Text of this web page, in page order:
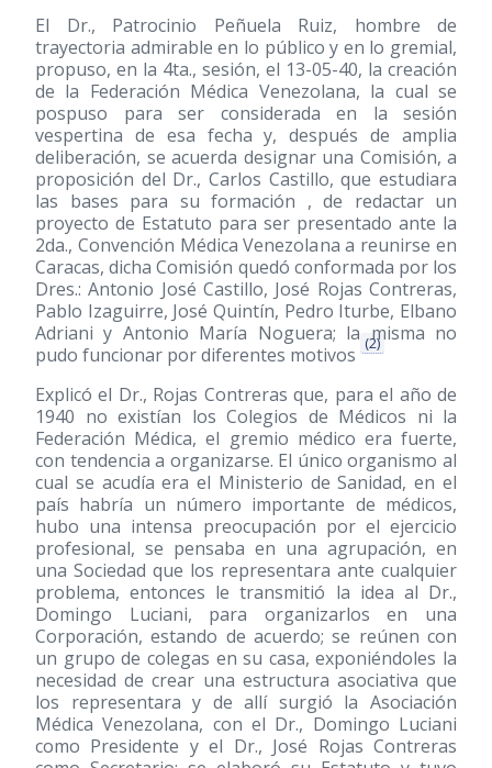
El Dr., Patrocinio Peñuela Ruiz, hombre de
trayectoria admirable en lo público y en lo gremial,
propuso, en la 4ta., sesión, el 13-05-40, la creación
de la Federación Médica Venezolana, la cual se
pospuso para ser considerada en la sesión
vespertina de esa fecha y, después de amplia
deliberación, se acuerda designar una Comisión, a
proposición del Dr., Carlos Castillo, que estudiara
las bases para su formación , de redactar un
proyecto de Estatuto para ser presentado ante la
2da., Convención Médica Venezolana a reunirse en
Caracas, dicha Comisión quedó conformada por los
Dres.: Antonio José Castillo, José Rojas Contreras,
Pablo Izaguirre, José Quintín, Pedro Iturbe, Elbano
Adriani y Antonio María Noguera; la misma no
pudo funcionar por diferentes motivos
(2)
Explicó el Dr., Rojas Contreras que, para el año de
1940 no existían los Colegios de Médicos ni la
Federación Médica, el gremio médico era fuerte,
con tendencia a organizarse. El único organismo al
cual se acudía era el Ministerio de Sanidad, en el
país habría un número importante de médicos,
hubo una intensa preocupación por el ejercicio
profesional, se pensaba en una agrupación, en
una Sociedad que los representara ante cualquier
problema, entonces le transmitió la idea al Dr.,
Domingo Luciani, para organizarlos en una
Corporación, estando de acuerdo; se reúnen con
un grupo de colegas en su casa, exponiéndoles la
necesidad de crear una estructura asociativa que
los representara y de allí surgió la Asociación
Médica Venezolana, con el Dr., Domingo Luciani
como Presidente y el Dr., José Rojas Contreras